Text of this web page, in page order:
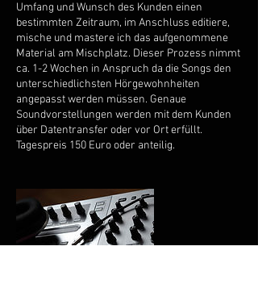
Umfang und Wunsch des Kunden einen
bestimmten Zeitraum, im Anschluss editiere,
mische und mastere ich das aufgenommene
Material am Mischplatz. Dieser Prozess nimmt
ca. 1-2 Wochen in Anspruch da die Songs den
unterschiedlichsten Hörgewohnheiten
angepasst werden müssen. Genaue
Soundvorstellungen werden mit dem Kunden
über Datentransfer oder vor Ort erfüllt.
Tagespreis 150 Euro oder anteilig.